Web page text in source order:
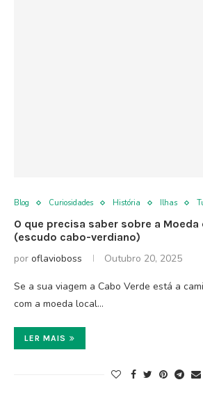
Blog Curiosidades História Ilhas
O que precisa saber sobre a Moeda
(escudo cabo-verdiano)
por oflavioboss Outubro 20, 2025
Se a sua viagem a Cabo Verde está a
com a moeda local…
LER MAIS